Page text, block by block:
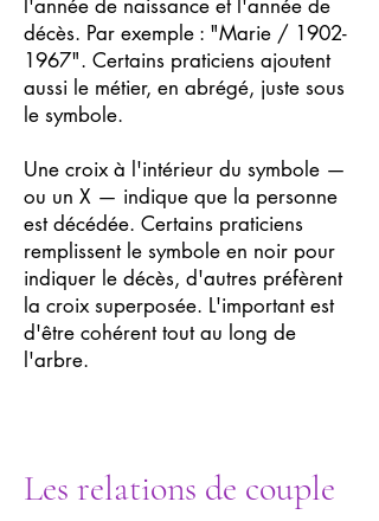
l'année de naissance et l'année de
décès. Par exemple : "Marie / 1902-
1967". Certains praticiens ajoutent
aussi le métier, en abrégé, juste sous
le symbole.
Une croix à l'intérieur du symbole —
ou un X — indique que la personne
est décédée. Certains praticiens
remplissent le symbole en noir pour
indiquer le décès, d'autres préfèrent
la croix superposée. L'important est
d'être cohérent tout au long de
l'arbre.
Les relations de couple